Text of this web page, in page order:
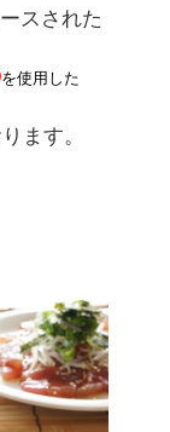
スされた
を使用した
ます。